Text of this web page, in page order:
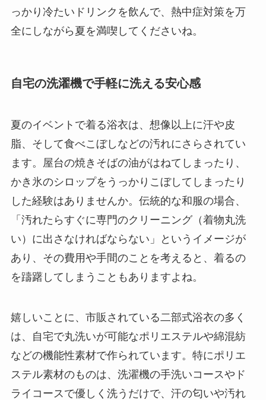
っかり冷たいドリンクを飲んで、熱中症対策を万
全にしながら夏を満喫してくださいね。
自宅の洗濯機で手軽に洗える安心感
夏のイベントで着る浴衣は、想像以上に汗や皮
脂、そして食べこぼしなどの汚れにさらされてい
ます。屋台の焼きそばの油がはねてしまったり、
かき氷のシロップをうっかりこぼしてしまったり
した経験はありませんか。伝統的な和服の場合、
「汚れたらすぐに専門のクリーニング（着物丸洗
い）に出さなければならない」というイメージが
あり、その費用や手間のことを考えると、着るの
を躊躇してしまうこともありますよね。
嬉しいことに、市販されている二部式浴衣の多く
は、自宅で丸洗いが可能なポリエステルや綿混紡
などの機能性素材で作られています。特にポリエ
ステル素材のものは、洗濯機の手洗いコースやド
ライコースで優しく洗うだけで、汗の匂いや汚れ